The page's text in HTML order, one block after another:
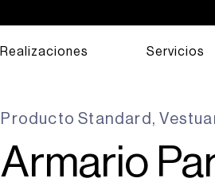
Realizaciones Servicios
ProductoStandard ,
Armario